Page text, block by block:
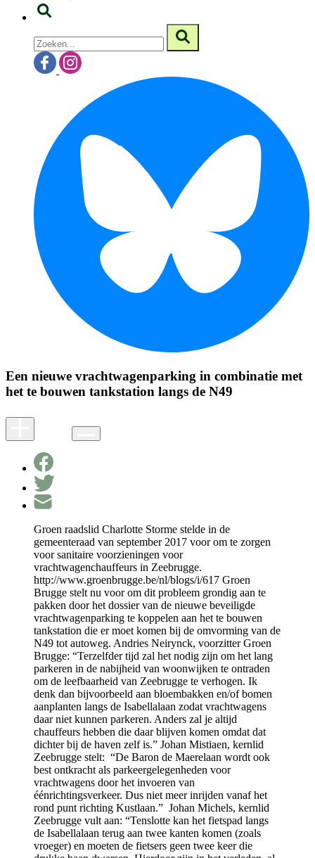
Een nieuwe vrachtwagenparking in combinatie met
het te bouwen tankstation langs de N49
Groen raadslid Charlotte Storme stelde in de
gemeenteraad van september 2017 voor om te zorgen
voor sanitaire voorzieningen voor
vrachtwagenchauffeurs in Zeebrugge.
http://www.groenbrugge.be/nl/blogs/i/617 Groen
Brugge stelt nu voor om dit probleem grondig aan te
pakken door het dossier van de nieuwe beveiligde
vrachtwagenparking te koppelen aan het te bouwen
tankstation die er moet komen bij de omvorming van de
N49 tot autoweg. Andries Neirynck, voorzitter Groen
Brugge: “Terzelfder tijd zal het nodig zijn om het lang
parkeren in de nabijheid van woonwijken te ontraden
om de leefbaarheid van Zeebrugge te verhogen. Ik
denk dan bijvoorbeeld aan bloembakken en/of bomen
aanplanten langs de Isabellalaan zodat vrachtwagens
daar niet kunnen parkeren. Anders zal je altijd
chauffeurs hebben die daar blijven komen omdat dat
dichter bij de haven zelf is.” Johan Mistiaen, kernlid
Zeebrugge stelt: “De Baron de Maerelaan wordt ook
best ontkracht als parkeergelegenheden voor
vrachtwagens door het invoeren van
éénrichtingsverkeer. Dus niet meer inrijden vanaf het
rond punt richting Kustlaan.” Johan Michels, kernlid
Zeebrugge vult aan: “Tenslotte kan het fietspad langs
de Isabellalaan terug aan twee kanten komen (zoals
vroeger) en moeten de fietsers geen twee keer die